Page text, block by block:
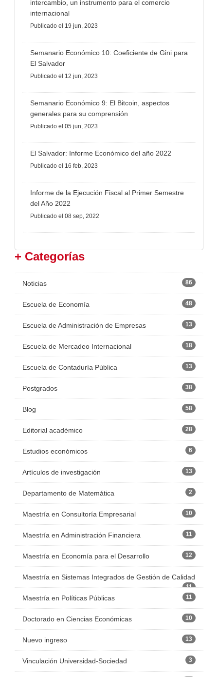
intercambio, un instrumento para el comercio
internacional
Publicado el 19 jun, 2023
Semanario Económico 10: Coeficiente de Gini para
El Salvador
Publicado el 12 jun, 2023
Semanario Económico 9: El Bitcoin, aspectos
generales para su comprensión
Publicado el 05 jun, 2023
El Salvador: Informe Económico del año 2022
Publicado el 16 feb, 2023
Informe de la Ejecución Fiscal al Primer Semestre
del Año 2022
Publicado el 08 sep, 2022
+ Categorías
Noticias 86
Escuela de Economía 48
Escuela de Administración de Empresas 13
Escuela de Mercadeo Internacional 18
Escuela de Contaduría Pública 13
Postgrados 38
Blog 58
Editorial académico 28
Estudios económicos 6
Artículos de investigación 13
Departamento de Matemática 2
Maestría en Consultoría Empresarial 10
Maestría en Administración Financiera 11
Maestría en Economía para el Desarrollo 12
Maestría en Sistemas Integrados de Gestión de Calidad
11
Maestría en Políticas Públicas 11
Doctorado en Ciencias Económicas 10
Nuevo ingreso 13
Vinculación Universidad-Sociedad 3